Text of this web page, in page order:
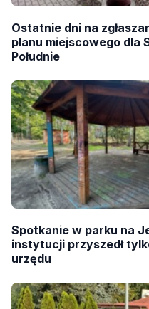
Ostatnie dni na
planu miejscowego dla
Południe
Spotkanie w parku na
instytucji przyszedł
urzędu